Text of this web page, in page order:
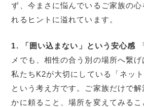
ず、今まさに悩んでいるご家族の心
れるヒントに溢れています。
1. 「囲い込まない」という安心感
メでも、相性の合う別の場所へ繋
私たちK2が大切にしている「ネッ
という考え方です。ご家族だけで
かに頼ること、場所を変えてみる